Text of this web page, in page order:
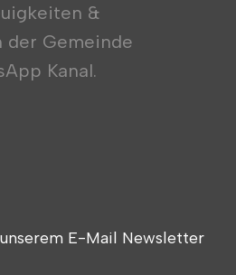
&
der Gemeinde
Kanal.
E-Mail Newsletter